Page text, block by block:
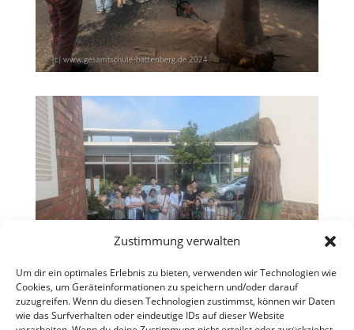
Zustimmung verwalten
Um dir ein optimales Erlebnis zu bieten, verwenden wir Technologien wie
Cookies, um Geräteinformationen zu speichern und/oder darauf
zuzugreifen. Wenn du diesen Technologien zustimmst, können wir Daten
wie das Surfverhalten oder eindeutige IDs auf dieser Website